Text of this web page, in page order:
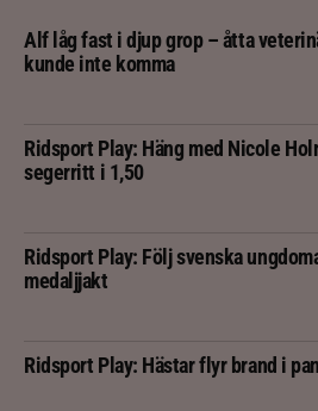
Alf låg fast i djup grop – åtta
kunde inte komma
Ridsport Play: Häng med Nicole
segerritt i 1,50
Ridsport Play: Följ svenska
medaljjakt
Ridsport Play: Hästar flyr brand i